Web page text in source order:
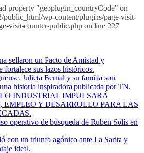
property "geoplugin_countryCode" on
public_html/wp-content/plugins/page-visit-
visit-counter-public.php on line 227
sellaron un Pacto de Amistad y
fortalece sus lazos históricos.
Julieta Bernal y su familia son
historia inspiradora publicada por TN.
INDUSTRIAL IMPULSARÁ
EMPLEO Y DESARROLLO PARA LAS
operativo de búsqueda de Rubén Solís en
con un triunfo agónico ante La Sarita y
ideal.